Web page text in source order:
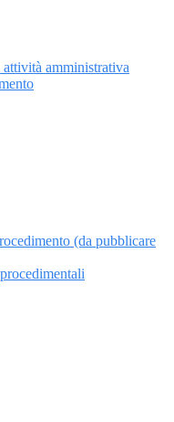
amministrativa
(da pubblicare